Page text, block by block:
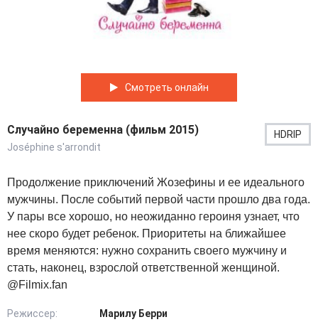
Смотреть онлайн
Случайно беременна (фильм 2015)
Joséphine s'arrondit
HDRIP
Продолжение приключений Жозефины и ее идеального
мужчины. После событий первой части прошло два года.
У пары все хорошо, но неожиданно героиня узнает, что
нее скоро будет ребенок. Приоритеты на ближайшее
время меняются: нужно сохранить своего мужчину и
стать, наконец, взрослой ответственной женщиной.
@Filmix.fan
Режиссер:
Марилу Берри